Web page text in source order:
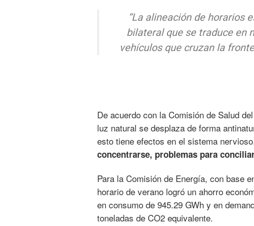
“La alineación de horarios
bilateral que se traduce en
vehículos que cruzan la
De acuerdo con la Comisión de Salud
luz natural se desplaza de forma
esto tiene efectos en el sistema
concentrarse, problemas para
Para la Comisión de Energía, con base
horario de verano logró un ahorro
en consumo de 945.29 GWh y en
toneladas de CO2 equivalente.